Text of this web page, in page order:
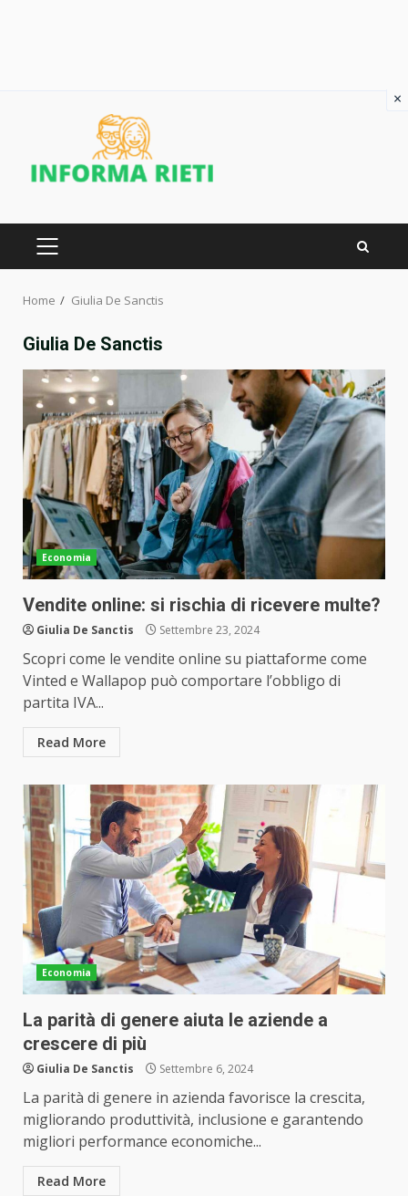
PRIMARY
Home Giulia De Sanctis
Giulia De Sanctis
Economia
Vendite online: si rischia di ricevere multe?
Giulia De Sanctis Settembre 23, 2024
Scopri come le vendite online su piattaforme come
Vinted e Wallapop può comportare l’obbligo di
partita IVA...
Read More
Economia
La parità di genere aiuta le aziende a
crescere di più
Giulia De Sanctis Settembre 6, 2024
La parità di genere in azienda favorisce la crescita,
migliorando produttività, inclusione e garantendo
migliori performance economiche...
Read More
×